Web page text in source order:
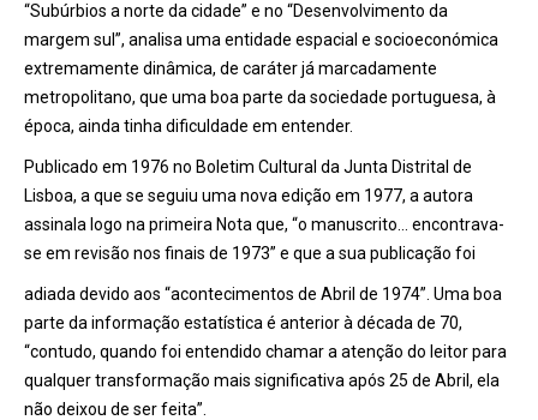
“Subúrbios a norte da cidade” e no “Desenvolvimento da
margem sul”, analisa uma entidade espacial e socioeconómica
extremamente dinâmica, de caráter já marcadamente
metropolitano, que uma boa parte da sociedade portuguesa, à
época, ainda tinha dificuldade em entender.
Publicado em 1976 no Boletim Cultural da Junta Distrital de
Lisboa, a que se seguiu uma nova edição em 1977, a autora
assinala logo na primeira Nota que, “o manuscrito… encontrava-
se em revisão nos finais de 1973” e que a sua publicação foi
adiada devido aos “acontecimentos de Abril de 1974”. Uma boa
parte da informação estatística é anterior à década de 70,
“contudo, quando foi entendido chamar a atenção do leitor para
qualquer transformação mais significativa após 25 de Abril, ela
não deixou de ser feita”.